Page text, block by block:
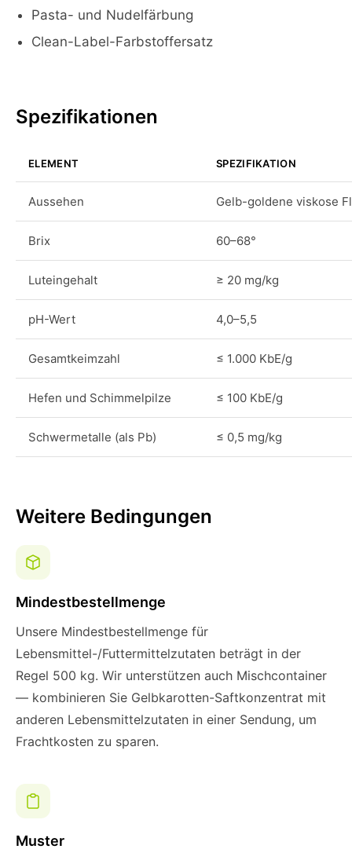
Pasta- und Nudelfärbung
Clean-Label-Farbstoffersatz
Spezifikationen
ELEMENT SPEZIFIKATION
Aussehen Gelb-goldene viskose
Brix 60–68°
Luteingehalt ≥ 20 mg/kg
pH-Wert 4,0–5,5
Gesamtkeimzahl ≤ 1.000 KbE/g
Hefen und Schimmelpilze ≤ 100 KbE/g
Schwermetalle (als Pb) ≤ 0,5 mg/kg
Weitere Bedingungen
Mindestbestellmenge
Unsere Mindestbestellmenge für
Lebensmittel-/Futtermittelzutaten beträgt in der
Regel 500 kg. Wir unterstützen auch Mischcontainer
— kombinieren Sie Gelbkarotten-Saftkonzentrat mit
anderen Lebensmittelzutaten in einer Sendung, um
Frachtkosten zu sparen.
Muster